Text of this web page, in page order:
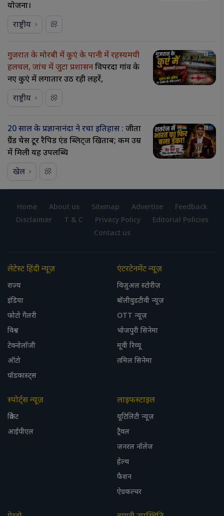
योजना।
राष्ट्रीय
गुजरात के मोरबी में कुएं के पानी में रहस्यमयी
हलचल, जांच में जुटा प्रशासनविपरदा गांव के
नए कुएं में लगातार उठ रही लहरें,
राष्ट्रीय
20 साल के प्रज्ञानानंदा ने रचा इतिहास : जीता
ग्रैंड चेस टूर रैपिड एंड ब्लिट्ज खिताब; कम उम्र
में मिली यह उपलब्धि
खेल
Home About us Sitemap Advertise
Feedback
Disclaimer
T & C Privacy Policy
Editorial Policies
Contact us
लेटेस्ट हिंदी न्यूज़
राज्य
इंडिया
फोटो गैलरी
विश्व
टेक्नोलॉजी
ऑटो
पॉडकास्ट्स
एंटरटेनमेंट न्यूज़
विजुअल स्टोरीज़
बॉलीवुडटीवी न्यूज़
OTT न्यूज़
भोजपुरी सिनेमा
मूवी रिव्यू
तमिल सिनेमा
स्पोर्ट्स न्यूज़
क्रिकेट
आईपीएल
लाइफस्टाइल
यूटिलिटी न्यूज़
ट्रैवल
जनरल नॉलेज
हेल्थ
फैशन
ऐग्रकल्चर